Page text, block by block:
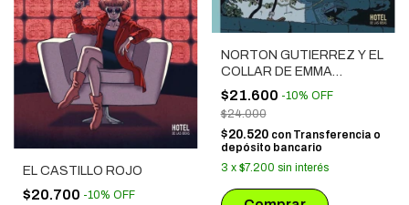
EL CASTILLO ROJO
$20.700 -10% OFF
NORTON GUTIERREZ Y EL
COLLAR DE EMMA
TZAMPAK
$21.600 -10% OFF
$24.000
$20.520 con Transferencia o
depósito bancario
3 x $7.200 sin interés